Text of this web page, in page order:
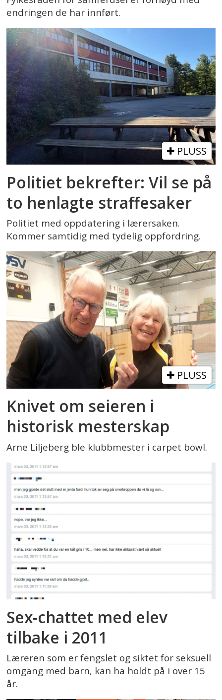
endringen de har innført.
PLUSS
Politiet bekrefter: Vil se på
to henlagte straffesaker
Politiet med oppdatering i lærersaken.
Kommer samtidig med tydelig oppfordring.
PLUSS
Knivet om seieren i
historisk mesterskap
Arne Liljeberg ble klubbmester i carpet bowl.
Sex-chattet med elev
tilbake i 2011
Læreren som er fengslet og siktet for seksuell
omgang med barn, kan ha holdt på i over 15
år.